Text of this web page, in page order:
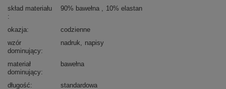
skład materiału
90% bawełna 10% elastan
okazja
codzienne
wzór
dominujący
nadruk napisy
materiał
dominujący
bawełna
długość
standardowa